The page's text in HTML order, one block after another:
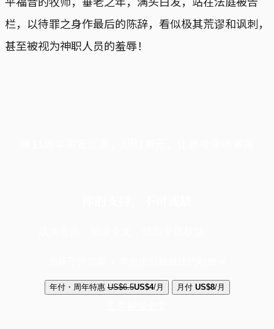
栏，以待罪之身作最后的陈辞，看似极其荒谬和讽刺，
甚至被视为神职人员的羞辱！
年付・周年特惠 US$6.5US$4/月 月付 US$8/月